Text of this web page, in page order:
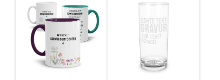
Formaten